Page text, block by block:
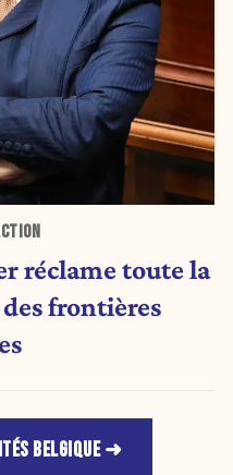
réclame toute la
frontières
BELGIQUE